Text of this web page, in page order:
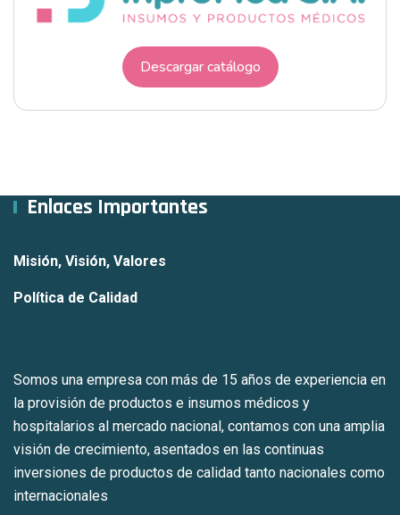
Descargar catálogo
Enlaces Importantes
Misión, Visión, Valores
Política de Calidad
Somos una empresa con más de 15 años de experiencia en
la provisión de productos e insumos médicos y
hospitalarios al mercado nacional, contamos con una amplia
visión de crecimiento, asentados en las continuas
inversiones de productos de calidad tanto nacionales como
internacionales